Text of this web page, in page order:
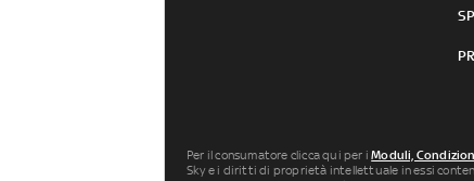
Per il consumatore clicca qui per iModuli,
Sky e i diritti di proprietà intellettuale in essi